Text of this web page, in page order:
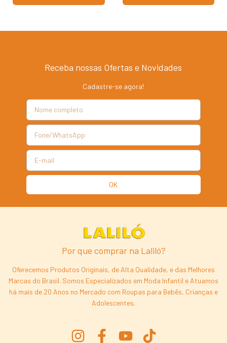
Receba nossas Ofertas e Novidades
Cadastre-se agora!
Por que comprar na Laliló?
Oferecemos Produtos Originais, de Alta Qualidade, e das Melhores
Marcas do Brasil. Somos Especializados em Moda Infantil e Atuamos
há mais de 20 Anos no Mercado com Roupas para Bebês, Crianças e
Adolescentes.